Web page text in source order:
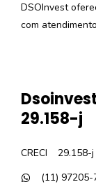
DSOInvest
com
29.158-j
CRECI
29.158-j
(11) 97205-